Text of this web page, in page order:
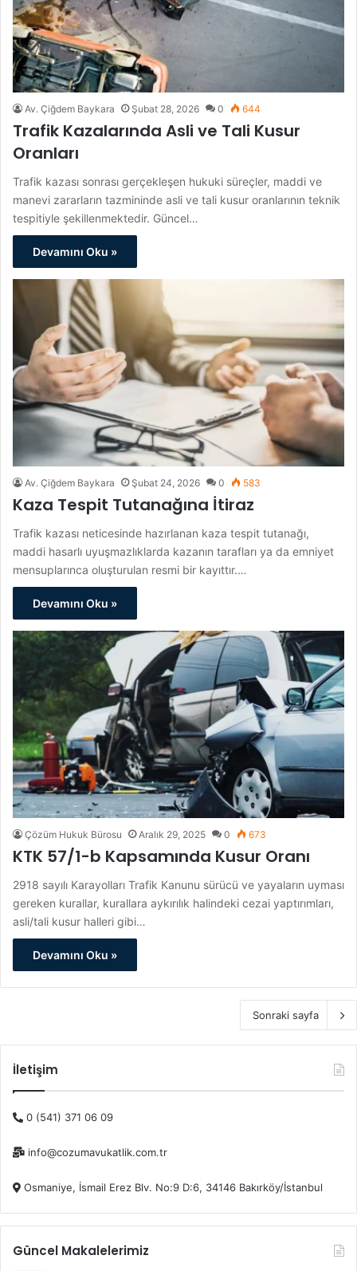
Av. Çiğdem Baykara Şubat 28, 2026 0 644
Trafik Kazalarında Asli ve Tali Kusur
Oranları
Trafik kazası sonrası gerçekleşen hukuki süreçler, maddi ve
manevi zararların tazmininde asli ve tali kusur oranlarının teknik
tespitiyle şekillenmektedir. Güncel…
Devamını Oku »
Av. Çiğdem Baykara Şubat 24, 2026 0 583
Kaza Tespit Tutanağına İtiraz
Trafik kazası neticesinde hazırlanan kaza tespit tutanağı,
maddi hasarlı uyuşmazlıklarda kazanın tarafları ya da emniyet
mensuplarınca oluşturulan resmi bir kayıttır.…
Devamını Oku »
Çözüm Hukuk Bürosu Aralık 29, 2025 0 673
KTK 57/1-b Kapsamında Kusur Oranı
2918 sayılı Karayolları Trafik Kanunu sürücü ve yayaların uyması
gereken kurallar, kurallara aykırılık halindeki cezai yaptırımları,
asli/tali kusur halleri gibi…
Devamını Oku »
Sonraki sayfa
İletişim
0 (541) 371 06 09
info@cozumavukatlik.com.tr
Osmaniye, İsmail Erez Blv. No:9 D:6, 34146 Bakırköy/İstanbul
Güncel Makalelerimiz